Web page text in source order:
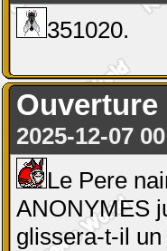
351020.
Ouverture
2025-12-07
Le Pere
ANONYMES
glissera-t-il